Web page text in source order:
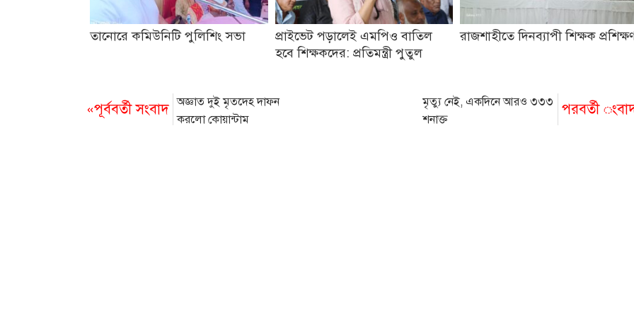
তানোরে কমিউনিটি পুলিশিং সভা
প্রাইভেট পড়ালেই এমপিও বাতিল
হবে শিক্ষকদের: প্রতিমন্ত্রী পুতুল
রাজশাহীতে দিনব্যাপী শিক্ষক
«পূর্ববর্তী সংবাদ অজ্ঞাত দুই মৃতদেহ দাফন
করলো কোয়ান্টাম
পরবর্তী
মৃত্যু নেই, একদিনে আরও ৩৩৩
শনাক্ত